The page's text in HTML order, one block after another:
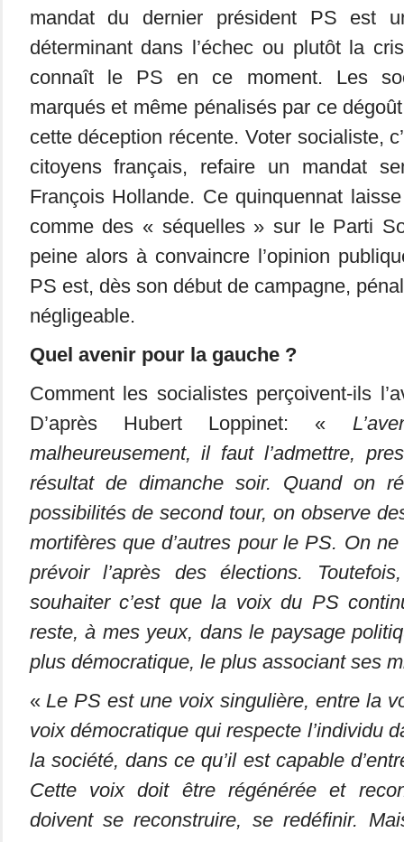
mandat du dernier président PS est
déterminant dans l’échec ou plutôt la
connaît le PS en ce moment. Les
marqués et même pénalisés par ce
cette déception récente. Voter socialiste,
citoyens français, refaire un mandat
François Hollande. Ce quinquennat
comme des « séquelles » sur le Parti
peine alors à convaincre l’opinion
PS est, dès son début de campagne,
négligeable.
Quel avenir pour la gauche ?
Comment les socialistes perçoivent-ils
D’après Hubert Loppinet: «
malheureusement, il faut l’admettre,
résultat de dimanche soir. Quand on
possibilités de second tour, on observe
mortifères que d’autres pour le PS. On
prévoir l’après des élections.
souhaiter c’est que la voix du PS
reste, à mes yeux, dans le paysage
plus démocratique, le plus associant ses
«Le PS est une voix singulière, entre la
voix démocratique qui respecte l’individu
la société, dans ce qu’il est capable
Cette voix doit être régénérée et
doivent se reconstruire, se redéfinir.